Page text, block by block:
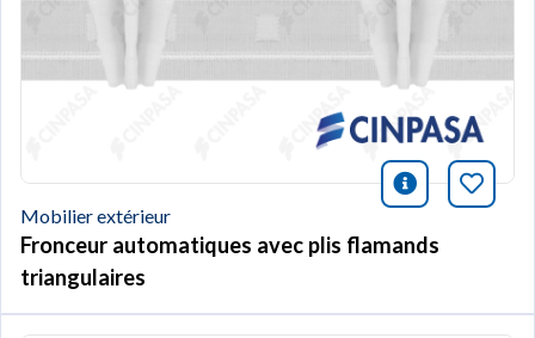
icono
Mobilier extérieur
Fronceur automatiques avec plis flamands
triangulaires